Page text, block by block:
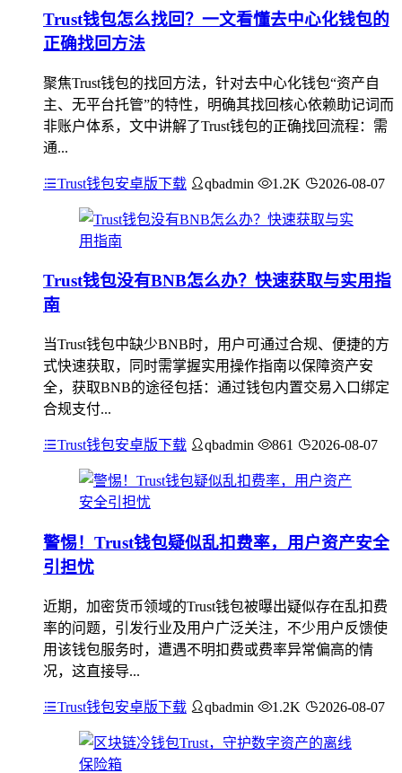
Trust钱包怎么找回？一文看懂去中心化钱包的
正确找回方法
聚焦Trust钱包的找回方法，针对去中心化钱包“资产自
主、无平台托管”的特性，明确其找回核心依赖助记词而
非账户体系，文中讲解了Trust钱包的正确找回流程：需
通...
Trust钱包安卓版下载 qbadmin 1.2K 2026-08-07
Trust钱包没有BNB怎么办？快速获取与实用指
南
当Trust钱包中缺少BNB时，用户可通过合规、便捷的方
式快速获取，同时需掌握实用操作指南以保障资产安
全，获取BNB的途径包括：通过钱包内置交易入口绑定
合规支付...
Trust钱包安卓版下载 qbadmin 861 2026-08-07
警惕！Trust钱包疑似乱扣费率，用户资产安全
引担忧
近期，加密货币领域的Trust钱包被曝出疑似存在乱扣费
率的问题，引发行业及用户广泛关注，不少用户反馈使
用该钱包服务时，遭遇不明扣费或费率异常偏高的情
况，这直接导...
Trust钱包安卓版下载 qbadmin 1.2K 2026-08-07